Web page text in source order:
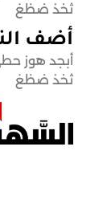
ثخذ ضظغ
أضف
أبجد هوز
ثخذ ضظغ